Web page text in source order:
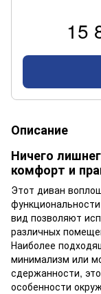
15
Описание
Ничего
комфорт и
Этот диван
вид позволяют
различных
Наиболее
минимализм или
сдержанности,
особенности